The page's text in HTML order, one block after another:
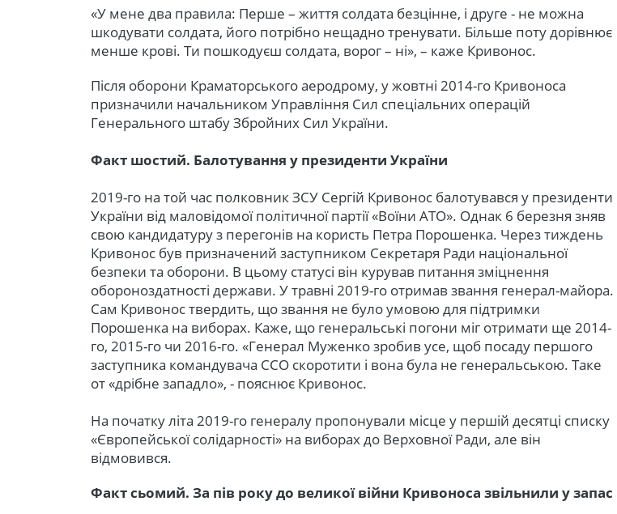
«У мене два правила: Перше – життя солдата безцінне, і друге - не можна
шкодувати солдата, його потрібно нещадно тренувати. Більше поту дорівнює
менше крові. Ти пошкодуєш солдата, ворог – ні», – каже Кривонос.
Після оборони Краматорського аеродрому, у жовтні 2014-го Кривоноса
призначили начальником Управління Сил спеціальних операцій
Генерального штабу Збройних Сил України.
Факт шостий. Балотування у президенти України
2019-го на той час полковник ЗСУ Сергій Кривонос балотувався у президенти
України від маловідомої політичної партії «Воїни АТО». Однак 6 березня зняв
свою кандидатуру з перегонів на користь Петра Порошенка. Через тиждень
Кривонос був призначений заступником Секретаря Ради національної
безпеки та оборони. В цьому статусі він курував питання зміцнення
обороноздатності держави. У травні 2019-го отримав звання генерал-майора.
Сам Кривонос твердить, що звання не було умовою для підтримки
Порошенка на виборах. Каже, що генеральські погони міг отримати ще 2014-
го, 2015-го чи 2016-го. «Генерал Муженко зробив усе, щоб посаду першого
заступника командувача ССО скоротити і вона була не генеральською. Таке
от «дрібне западло», - пояснює Кривонос.
На початку літа 2019-го генералу пропонували місце у першій десятці списку
«Європейської солідарності» на виборах до Верховної Ради, але він
відмовився.
Факт сьомий. За пів року до великої війни Кривоноса звільнили у запас